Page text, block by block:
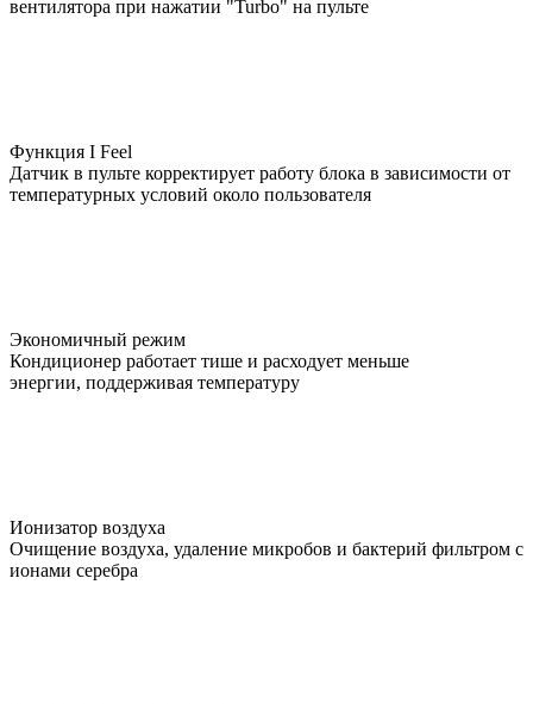
вентилятора при нажатии "Turbo" на пульте
Функция I Feel
Датчик в пульте корректирует работу блока в зависимости от
температурных условий около пользователя
Экономичный режим
Кондиционер работает тише и расходует меньше
энергии, поддерживая температуру
Ионизатор воздуха
Очищение воздуха, удаление микробов и бактерий фильтром с
ионами серебра